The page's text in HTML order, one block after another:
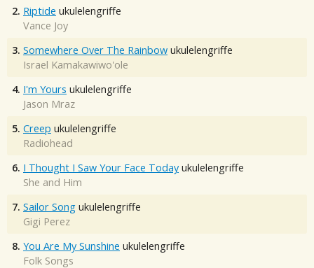
2. Riptide ukulelengriffe
Vance Joy
3. Somewhere Over The Rainbow ukulelengriffe
Israel Kamakawiwo'ole
4. I'm Yours ukulelengriffe
Jason Mraz
5. Creep ukulelengriffe
Radiohead
6. I Thought I Saw Your Face Today ukulelengriffe
She and Him
7. Sailor Song ukulelengriffe
Gigi Perez
8. You Are My Sunshine ukulelengriffe
Folk Songs